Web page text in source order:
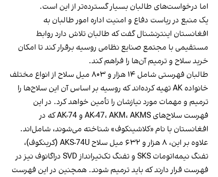
اما درخواست‌های طالبان بسیار گسترده‌تر از این است.
یک منبع در ریاست دفاع و امنیت اداره امور طالبان به
افغانستان اینترنشنال گفت که طالبان تلاش دارد روابط
مستقیمی با مجتمع صنایع نظامی روسیه برقرار کند تا امکان
خرید سلاح و ترمیم آن‌ها را فراهم کند.
طالبان فهرستی شامل ۱۴ هزار و ۸۰۳ میل سلاح از انواع مختلف
خانواده AK تهیه کرده‌اند که روسیه بر اساس آن این سلاح‌ها را
ترمیم و مهمات مورد نیازشان را تأمین خواهد کرد. در این
فهرست سلاح‌های AK-47، AKM، AKMS و AK-74 که در
افغانستان با نام «کلاشینکوف» شناخته می‌شوند، شامل‌اند.
علاوه بر این، ۸ هزار و ۶۳۲ میل سلاح AKS-74U (کرینکوف)،
تفنگ نیمه‌اتومات SKS و تفنگ تک‌تیرانداز SVD دراگانوف نیز در
فهرست قرار دارند که باید ترمیم شوند. همچنین در این فهرست